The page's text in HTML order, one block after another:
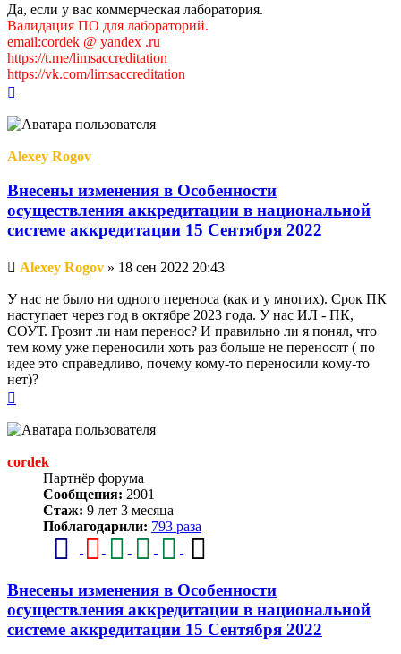
Да, если у вас коммерческая лаборатория.
Валидация ПО для лабораторий.
email:cordek @ yandex .ru
https://t.me/limsaccreditation
https://vk.com/limsaccreditation
началу
Alexey Rogov
Внесены изменения в Особенности
осуществления аккредитации в национальной
системе аккредитации 15 Сентября 2022
Непрочитанное
сообщение
Alexey Rogov » 18 сен 2022 20:43
У нас не было ни одного переноса (как и у многих). Срок ПК
наступает через год в октябре 2023 года. У нас ИЛ - ПК,
СОУТ. Грозит ли нам перенос? И правильно ли я понял, что
тем кому уже переносили хоть раз больше не переносят ( по
идее это справедливо, почему кому-то переносили кому-то
нет)?
началу
cordek
Партнёр форума
Сообщения: 2901
Стаж: 9 лет 3 месяца
Поблагодарили: 793 раза
Внесены изменения в Особенности
осуществления аккредитации в национальной
системе аккредитации 15 Сентября 2022